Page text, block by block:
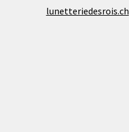
lunetteriedesrois.ch